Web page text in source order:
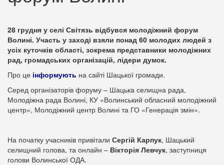
28 грудня у селі Світязь відбувся молодіжний форум
Волині. Участь у заході взяли понад 60 молодих людей з
усіх куточків області, зокрема представники молодіжних
рад, громадських організацій, лідери думок.
Про це інформують на сайті Шацької громади.
Серед організаторів форуму – Шацька селищна рада,
Молодіжна рада Волині, КУ «Волинський обласний молодіжний
центр», Молодіжний центр Волині та ГО «Генерація змін».
На початку учасників привітали Сергій Карпук, Шацький
селищний голова, та онлайн – Вікторія Левчук, заступниця
голови Волинської ОДА.